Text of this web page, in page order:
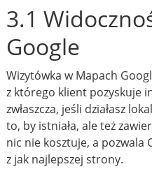
3.1
Google
Wizytówka w Mapach
z którego klient pozyskuje
zwłaszcza, jeśli działasz
to, by istniała, ale też
nic nie kosztuje, a pozwala
z jak najlepszej strony.